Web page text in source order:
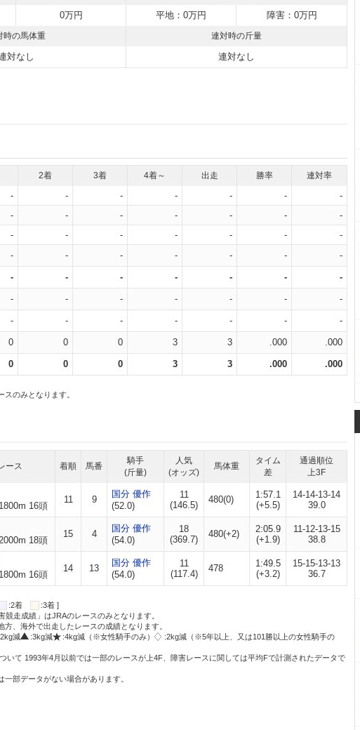
0万円 平地：0万円 障害：0万円
時の馬体重 連対時の斤量
対なし 連対なし
2着 3着 4着～ 出走 勝率 連対率
- - - - - -
-
- - - - - -
-
- - - - - -
-
- - - - - - -
- - - - - - -
- - - - - - -
- - - - - - -
0 0 0 3 3 .000 .000
0 0 0 3 3 .000 .000
のみとなります。
ース 着順 馬番
騎手
(斤量)
人気
(オッズ)
馬体重
タイム
差
通過順位
上3F
16頭
11 9
国分 優作
(52.0)
11
(146.5)
480(0)
1:57.1
(+5.5)
14-14-13-14
39.0
18頭
15 4
国分 優作
(54.0)
18
(369.7)
480(+2)
2:05.9
(+1.9)
11-12-13-15
38.8
16頭
14 13
国分 優作
(54.0)
11
(117.4)
478
1:49.5
(+3.2)
15-15-13-13
36.7
:2着
:3着 ]
走成績」はJRAのレースのみとなります。
、海外で出走したレースの成績となります。
減 :3kg減 :4kg減（※女性騎手のみ）
:2kg減（※5年以上、又は101勝以上の女性騎手の
いて 1993年4月以前では一部のレースが上4F、障害レースに関しては平均Fで計測されたデータで
部データがない場合があります。